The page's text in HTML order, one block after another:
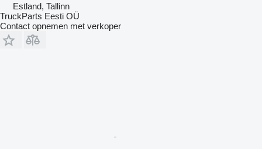
Estland, Tallinn
TruckParts Eesti OÜ
Contact opnemen met verkoper